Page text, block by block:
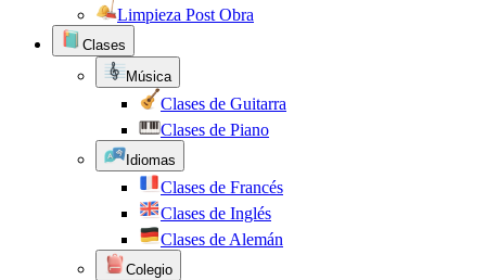
Limpieza Post Obra
Clases
Música
Clases de Guitarra
Clases de Piano
Idiomas
Clases de Francés
Clases de Inglés
Clases de Alemán
Colegio